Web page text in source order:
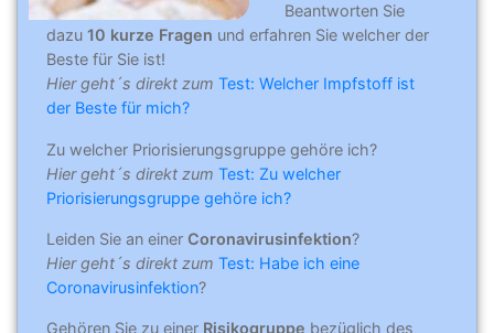
Beantworten Sie
dazu 10 kurze Fragen und erfahren Sie welcher der
Beste für Sie ist!
Hier geht´s direkt zum Test: Welcher Impfstoff ist
der Beste für mich?
Zu welcher Priorisierungsgruppe gehöre ich?
Hier geht´s direkt zum Test: Zu welcher
Priorisierungsgruppe gehöre ich?
Leiden Sie an einer Coronavirusinfektion?
Hier geht´s direkt zum Test: Habe ich eine
Coronavirusinfektion?
Gehören Sie zu einer Risikogruppe bezüglich des